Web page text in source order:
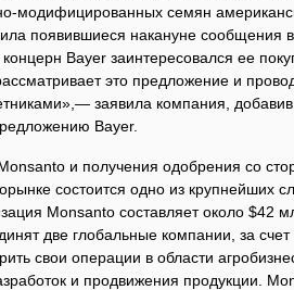
модифицированных семян
появившиеся накануне
Bayer заинтересовался ее
это предложение и
заявила компания,
Bayer.
и получения одобрения со
состоится одно из крупнейших
Monsanto составляет около $42
две глобальные компании, за
свои операции в области
и продвижения продукции.